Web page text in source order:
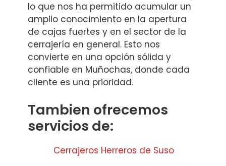
lo que nos ha permitido acumular un
amplio conocimiento en la apertura
de cajas fuertes y en el sector de la
cerrajería en general. Esto nos
convierte en una opción sólida y
confiable en Muñochas, donde cada
cliente es una prioridad.
Tambien ofrecemos
servicios de:
Cerrajeros Herreros de Suso